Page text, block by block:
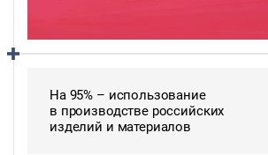
На 95% – использование
в производстве российских
изделий и материалов